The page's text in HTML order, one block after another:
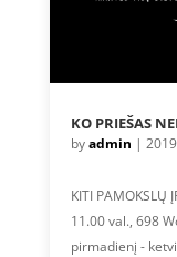
KO PRIEŠAS
byadmin |
KITI PAMOKSLŲ
11.00 val., 698
pirmadienį -